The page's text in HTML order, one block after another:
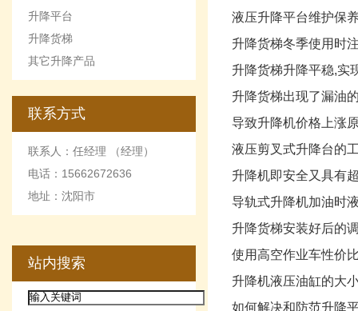
升降平台
升降货梯
其它升降产品
联系方式
联系人：任经理 （经理）
电话：15662672636
地址：沈阳市
站内搜索
液压升降平台维护保
升降货梯冬季使用时
升降货梯升降平稳,实
升降货梯出现了漏油
导致升降机价格上涨
液压剪叉式升降台的
升降机即安全又具有
导轨式升降机加油时
升降货梯安装好后的
使用高空作业车性价
升降机液压油缸的大
如何解决和防范升降